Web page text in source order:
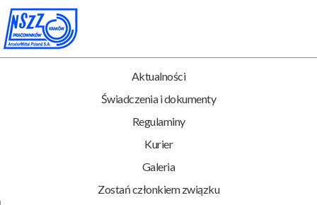
Aktualności
Świadczenia i dokumenty
Regulaminy
Kurier
Galeria
Zostań członkiem związku